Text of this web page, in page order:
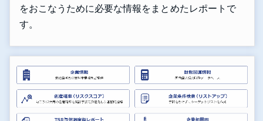
をおこなうために必要な情報をまとめたレポートで
す。